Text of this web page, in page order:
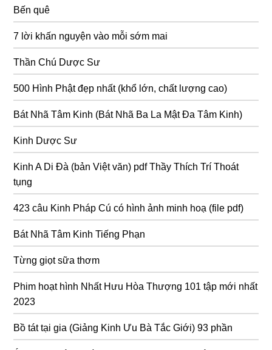
Bến quê
7 lời khấn nguyện vào mỗi sớm mai
Thần Chú Dược Sư
500 Hình Phật đẹp nhất (khổ lớn, chất lượng cao)
Bát Nhã Tâm Kinh (Bát Nhã Ba La Mật Đa Tâm Kinh)
Kinh Dược Sư
Kinh A Di Đà (bản Việt văn) pdf Thầy Thích Trí Thoát
tụng
423 câu Kinh Pháp Cú có hình ảnh minh hoạ (file pdf)
Bát Nhã Tâm Kinh Tiếng Phạn
Từng giọt sữa thơm
Phim hoạt hình Nhất Hưu Hòa Thượng 101 tập mới nhất
2023
Bồ tát tại gia (Giảng Kinh Ưu Bà Tắc Giới) 93 phần